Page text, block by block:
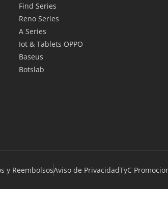
Find Series
Reno Series
A Series
Iot & Tablets OPPO
Baseus
Botslab
y ReembolsosAviso de PrivacidadTyC